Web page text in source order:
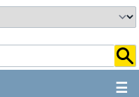
☰
HAUPTBEREICH